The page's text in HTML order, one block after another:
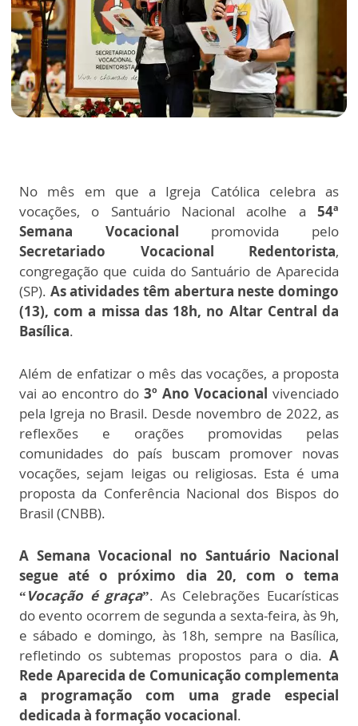
No mês em que a Igreja Católica celebra as
vocações, o Santuário Nacional acolhe a 54ª
Semana Vocacional promovida pelo
Secretariado Vocacional Redentorista,
congregação que cuida do Santuário de Aparecida
(SP). As atividades têm abertura neste domingo
(13), com a missa das 18h, no Altar Central da
Basílica.
Além de enfatizar o mês das vocações, a proposta
vai ao encontro do 3º Ano Vocacional vivenciado
pela Igreja no Brasil. Desde novembro de 2022, as
reflexões e orações promovidas pelas
comunidades do país buscam promover novas
vocações, sejam leigas ou religiosas. Esta é uma
proposta da Conferência Nacional dos Bispos do
Brasil (CNBB).
A Semana Vocacional no Santuário Nacional
segue até o próximo dia 20, com o tema
“Vocação é graça”. As Celebrações Eucarísticas
do evento ocorrem de segunda a sexta-feira, às 9h,
e sábado e domingo, às 18h, sempre na Basílica,
refletindo os subtemas propostos para o dia. A
Rede Aparecida de Comunicação complementa
a programação com uma grade especial
dedicada à formação vocacional.